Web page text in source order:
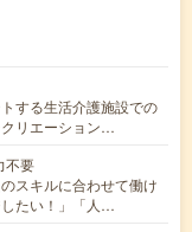
する生活介護施設での
リエーション…
不要
スキルに合わせて働け
たい！」「人…